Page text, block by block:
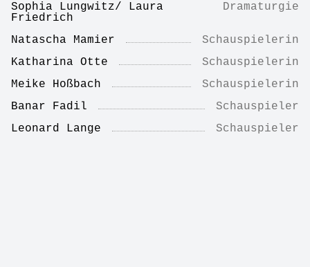
Sophia Lungwitz/ Laura
Friedrich
Dramaturgie
Natascha Mamier
Schauspielerin
Katharina Otte
Schauspielerin
Meike Hoßbach
Schauspielerin
Banar Fadil
Schauspieler
Leonard Lange
Schauspieler